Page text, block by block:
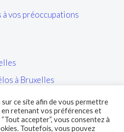
vos préoccupations
à Bruxelles
perturbant l’ordre public
de la STIB et de leurs abords
ce site afin de vous permettre
retenant vos préférences et
accepter”, vous consentez à
Toutefois, vous pouvez